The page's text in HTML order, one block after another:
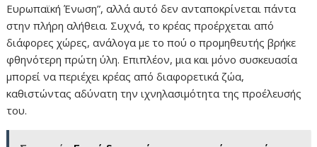
Ευρωπαϊκή Ένωση”, αλλά αυτό δεν ανταποκρίνεται πάντα
στην πλήρη αλήθεια. Συχνά, το κρέας προέρχεται από
διάφορες χώρες, ανάλογα με το πού ο προμηθευτής βρήκε
φθηνότερη πρώτη ύλη. Επιπλέον, μια και μόνο συσκευασία
μπορεί να περιέχει κρέας από διαφορετικά ζώα,
καθιστώντας αδύνατη την ιχνηλασιμότητα της προέλευσής
του.